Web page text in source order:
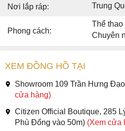
Nơi lắp ráp: Trung
Phong cách:
Thể thao
Chuyên
XEM ĐỒNG HỒ TẠI
Showroom 109 Trần Hưng
cửa hàng)
Citizen Official Boutique, 285
Phù Đổng vào 50m) (Xem cửa